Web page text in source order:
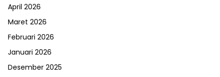
April 2026
Maret 2026
Februari 2026
Januari 2026
Desember 2025